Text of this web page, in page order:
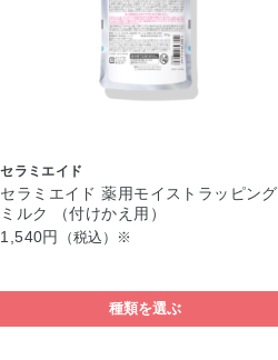
セラミエイド
セラミエイド 薬用モイストラッピング
ミルク （付けかえ用）
1,540円
（税込）※
種類を選ぶ